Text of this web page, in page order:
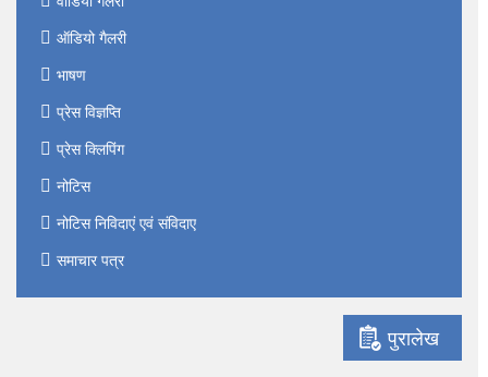
ऑडियो गैलरी
भाषण
प्रेस विज्ञप्ति
प्रेस क्लिपिंग
नोटिस
नोटिस निविदाएं एवं संविदाए
समाचार पत्र
पुरालेख